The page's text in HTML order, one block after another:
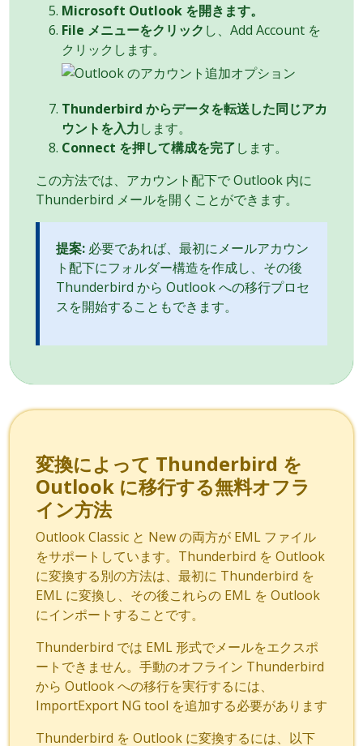
Microsoft Outlook を開きます。
File メニューをクリック し、Add Account を
クリックします。
Thunderbird からデータを転送した同じアカ
ウントを入力します。
Connect を押して構成を完了します。
この方法では、アカウント配下で Outlook 内に
Thunderbird メールを開くことができます。
提案: 必要であれば、最初にメールアカウン
ト配下にフォルダー構造を作成し、その後
Thunderbird から Outlook への移行プロセ
スを開始することもできます。
変換によって Thunderbird を
Outlook に移行する無料オフラ
イン方法
Outlook Classic と New の両方が EML ファイル
をサポートしています。Thunderbird を Outlook
に変換する別の方法は、最初に Thunderbird を
EML に変換し、その後これらの EML を Outlook
にインポートすることです。
Thunderbird では EML 形式でメールをエクスポ
ートできません。手動のオフライン Thunderbird
から Outlook への移行を実行するには、
ImportExport NG tool を追加する必要があります
Thunderbird を Outlook に変換するには、以下